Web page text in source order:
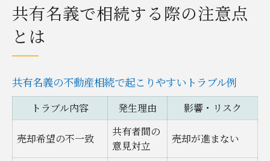
共有名義で相続する際の注意点
とは
共有名義の不動産相続で起こりやすいトラブル例
トラブル内容 発生理由 影響・リスク
売却希望の不一致
共有者間の
意見対立
売却が進まない